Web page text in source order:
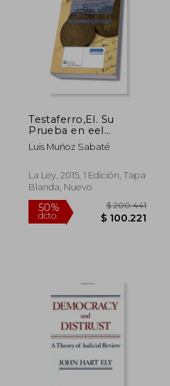
Testaferro,El. Su
Prueba en eel
Derecho y la Política:
Su Prueba en el
(Probática y Derecho
Probatorio)
Luis Muñoz Sabaté
La Ley, 2015, 1 Edición, Tapa
Blanda, Nuevo